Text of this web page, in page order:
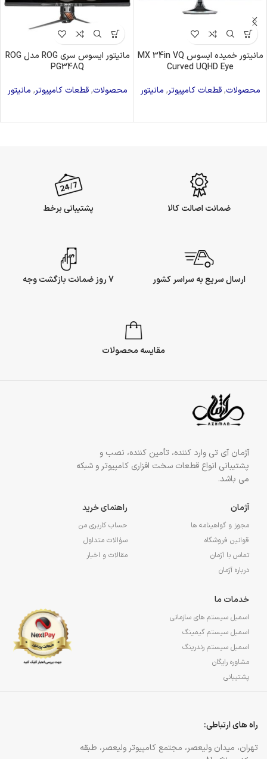
مانیتور خمیده ایسوس MX 34in VQ
Curved UQHD Eye
محصولات,قطعات کامپیوتر, مانیتور
مانیتور ایسوس سری ROG مدل ROG
PG348Q
محصولات,قطعات کامپیوتر, مانیتور
ضمانت اصالت کالا پشتیبانی برخط
ارسال سریع به سراسر کشور 7 روز ضمانت بازگشت وجه
مقایسه محصولات
آژمان آی تی وارد کننده، تأمین کننده، نصب و
پشتیبانی انواع قطعات سخت افزاری کامپیوتر و شبکه
می باشد.
آژمان
مجوز و گواهینامه ها
قوانین فروشگاه
تماس با آژمان
درباره آژمان
راهنمای خرید
حساب کاربری من
سؤالات متداول
مقالات و اخبار
خدمات ما
اسمبل سیستم های سازمانی
اسمبل سیستم گیمینگ
اسمبل سیستم رندرینگ
مشاوره رایگان
پشتیبانی
راه های ارتباطی:
تهران، میدان ولیعصر، مجتمع کامپیوتر ولیعصر، طبقه